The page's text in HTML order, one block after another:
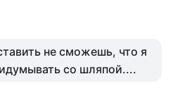
не сможешь, что я
со шляпой....